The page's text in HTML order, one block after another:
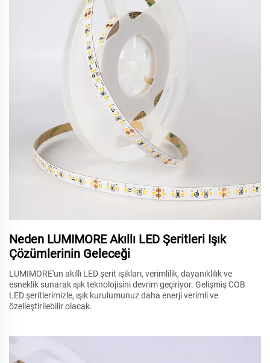
Neden LUMIMORE Akıllı LED Şeritleri Işık
Çözümlerinin Geleceği
LUMIMORE'un akıllı LED şerit ışıkları, verimlilik, dayanıklılık ve
esneklik sunarak ışık teknolojisini devrim geçiriyor. Gelişmiş COB
LED şeritlerimizle, ışık kurulumunuz daha enerji verimli ve
özelleştirilebilir olacak.